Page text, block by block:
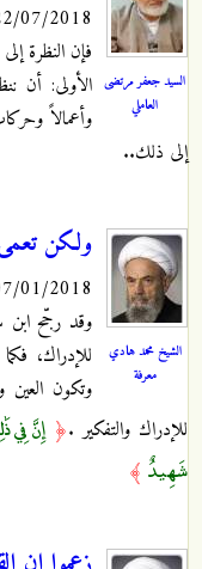
السيد جعفر مرتضى
العاملي
07/2018 - 06:00
فإن النظرة
الأولى: أن
وأعمالاً
إلى ذلك..
الشيخ محمد هادي
معرفة
ولكن
01/2018 - 06:00
وقد رجّح ابن
للإدراك،
وتكون
للإدراك والتفكير .﴿إِنَّ
شَهِيدٌ ﴾